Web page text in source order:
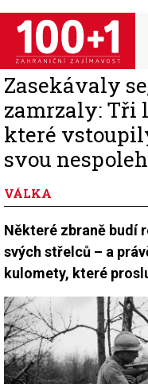
Přejít
hlavnímu
obsahu
Zasekávaly
zamrzaly: Tři
které
svou
VÁLKA
Některé zbraně budí
svých střelců – a
kulomety, které